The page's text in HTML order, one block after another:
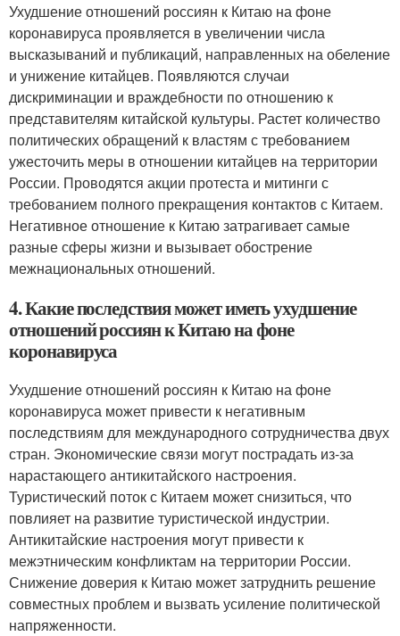
Ухудшение отношений россиян к Китаю на фоне
коронавируса проявляется в увеличении числа
высказываний и публикаций, направленных на обеление
и унижение китайцев. Появляются случаи
дискриминации и враждебности по отношению к
представителям китайской культуры. Растет количество
политических обращений к властям с требованием
ужесточить меры в отношении китайцев на территории
России. Проводятся акции протеста и митинги с
требованием полного прекращения контактов с Китаем.
Негативное отношение к Китаю затрагивает самые
разные сферы жизни и вызывает обострение
межнациональных отношений.
4. Какие последствия может иметь ухудшение
отношений россиян к Китаю на фоне
коронавируса
Ухудшение отношений россиян к Китаю на фоне
коронавируса может привести к негативным
последствиям для международного сотрудничества двух
стран. Экономические связи могут пострадать из-за
нарастающего антикитайского настроения.
Туристический поток с Китаем может снизиться, что
повлияет на развитие туристической индустрии.
Антикитайские настроения могут привести к
межэтническим конфликтам на территории России.
Снижение доверия к Китаю может затруднить решение
совместных проблем и вызвать усиление политической
напряженности.